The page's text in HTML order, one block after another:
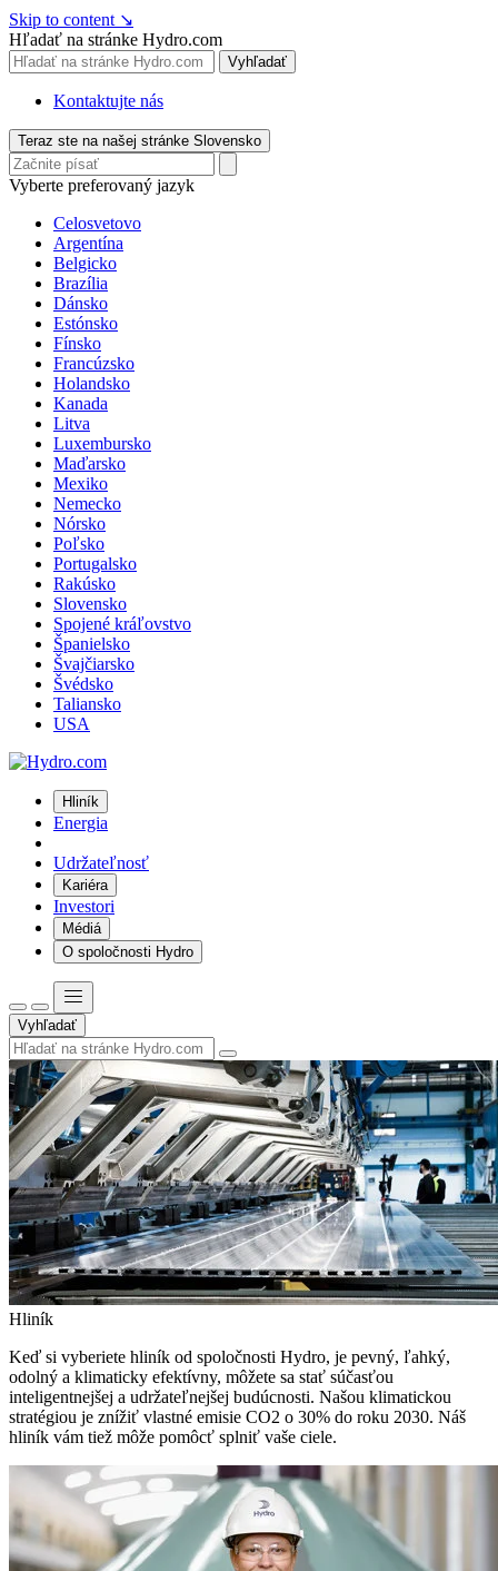
Skip to content ↘
Hľadať na stránke Hydro.com
Vyhľadať
Kontaktujte nás
Teraz ste na našej stránke Slovensko
Vyberte preferovaný jazyk
Celosvetovo
Argentína
Belgicko
Brazília
Dánsko
Estónsko
Fínsko
Francúzsko
Holandsko
Kanada
Litva
Luxembursko
Maďarsko
Mexiko
Nemecko
Nórsko
Poľsko
Portugalsko
Rakúsko
Slovensko
Spojené kráľovstvo
Španielsko
Švajčiarsko
Švédsko
Taliansko
USA
Hliník
Energia
Udržateľnosť
Kariéra
Investori
Médiá
O spoločnosti Hydro
Vyhľadať
Hliník
Keď si vyberiete hliník od spoločnosti Hydro, je pevný, ľahký,
odolný a klimaticky efektívny, môžete sa stať súčasťou
inteligentnejšej a udržateľnejšej budúcnosti. Našou klimatickou
stratégiou je znížiť vlastné emisie CO2 o 30% do roku 2030. Náš
hliník vám tiež môže pomôcť splniť vaše ciele.